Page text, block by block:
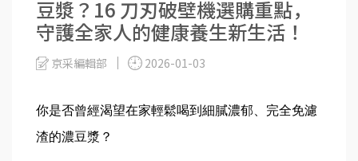
豆漿？16 刀刃破壁機選購重點，
守護全家人的健康養生新生活！
京采編輯部 2026-01-03
你是否曾經渴望在家輕鬆喝到細膩濃郁、完全免濾
渣的濃豆漿？